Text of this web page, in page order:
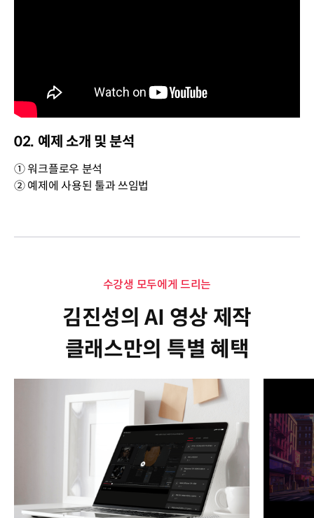
02. 예제 소개 및 분석
① 워크플로우 분석
② 예제에 사용된 툴과 쓰임법
수강생 모두에게 드리는
김진성의 AI 영상 제작
클래스만의 특별 혜택